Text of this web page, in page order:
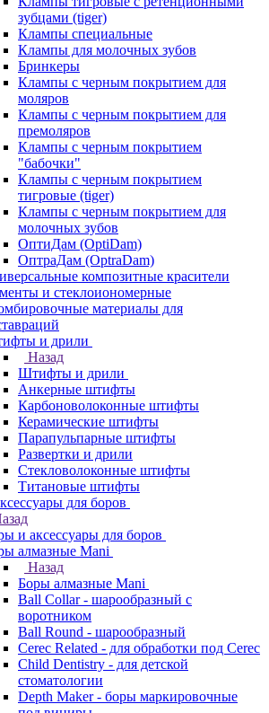
зубцами (tiger)
Клампы специальные
Клампы для молочных зубов
Бринкеры
Клампы с черным покрытием для
моляров
Клампы с черным покрытием для
премоляров
Клампы с черным покрытием
"бабочки"
Клампы с черным покрытием
тигровые (tiger)
Клампы с черным покрытием для
молочных зубов
ОптиДам (OptiDam)
ОптраДам (OptraDam)
композитные красители
и стеклоиономерные
материалы для
и дрили
Назад
Штифты и дрили
Анкерные штифты
Карбоноволоконные штифты
Керамические штифты
Парапульпарные штифты
Развертки и дрили
Стекловолоконные штифты
Титановые штифты
для боров
и аксессуары для боров
алмазные Mani
Назад
Боры алмазные Mani
Ball Collar - шарообразный c
воротником
Ball Round - шарообразный
Cerec Related - для обработки под Cerec
Child Dentistry - для детской
стоматологии
Depth Maker - боры маркировочные